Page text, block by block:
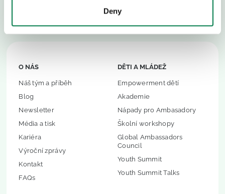
Deny
máme na světě místo.
O NÁS
Náš tým a příběh
Blog
Newsletter
Média a tisk
Kariéra
Výroční zprávy
Kontakt
FAQs
DĚTI A MLÁDEŽ
Empowerment dětí
Akademie
Nápady pro Ambasadory
Školní workshopy
Global Ambassadors
Council
Youth Summit
Youth Summit Talks